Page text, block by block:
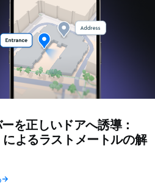
Tilequery API
ーを正しいドアへ誘導：
よるラストメートルの解
→